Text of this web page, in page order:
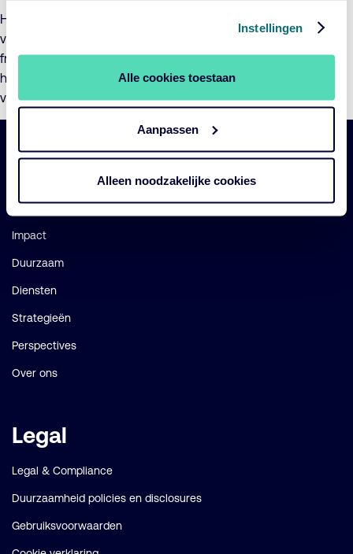
Instellingen
Alle cookies toestaan
Aanpassen
Alleen noodzakelijke cookies
Het tweede seizoen van het Cardano Zomercollege borduurt
voort op de basis die we vorig jaar hebben gelegd, en biedt
frisse perspectieven, nieuwe analyses en praktische
handvatten om je optimaal voor te bereiden op de komende
veranderingen.
Belangrijke
Navigatie
Onze fondsen
Impact
Duurzaam
Diensten
Strategieën
Perspectives
Over ons
Legal
Legal & Compliance
Duurzaamheid policies en disclosures
Gebruiksvoorwaarden